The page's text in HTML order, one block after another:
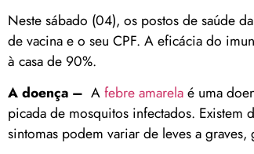
Neste sábado (04), os postos de saúde
de vacina e o seu CPF. A eficácia do
à casa de 90%.
A doença – Afebre amarelaé uma
picada de mosquitos infectados. Existem
sintomas podem variar de leves a